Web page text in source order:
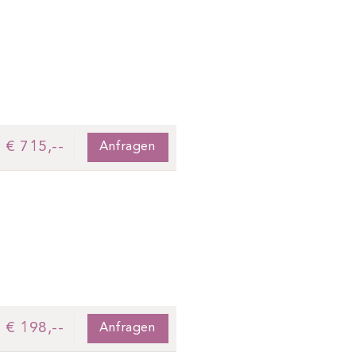
€ 715,-- Anfragen
€ 198,-- Anfragen